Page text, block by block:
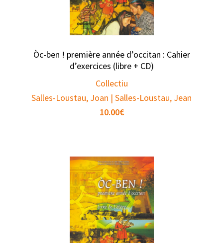
Òc-ben ! première année d’occitan : Cahier
d’exercices (libre + CD)
Collectiu
Salles-Loustau, Joan | Salles-Loustau, Jean
10.00€